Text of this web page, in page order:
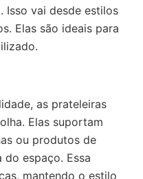
Isso vai desde estilos
Elas são ideais para
as prateleiras
Elas suportam
ou produtos de
do espaço. Essa
mantendo o estilo